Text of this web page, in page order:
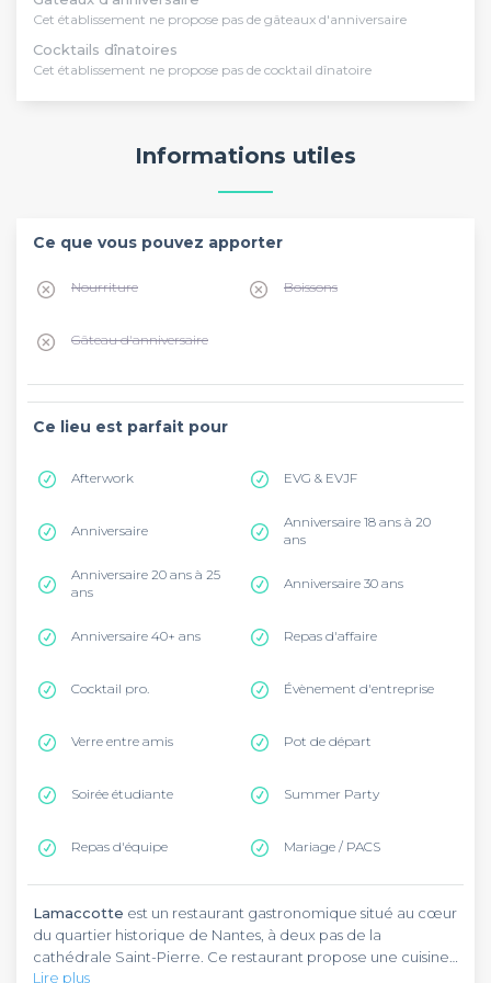
Cet établissement ne propose pas de gâteaux d'anniversaire
Cocktails dînatoires
Cet établissement ne propose pas de cocktail dînatoire
Informations utiles
Ce que vous pouvez apporter
Nourriture Boissons
Gâteau d'anniversaire
Ce lieu est parfait pour
Afterwork EVG & EVJF
Anniversaire
Anniversaire 18 ans à 20
ans
Anniversaire 20 ans à 25
ans
Anniversaire 30 ans
Anniversaire 40+ ans Repas d'affaire
Cocktail pro. Évènement d'entreprise
Verre entre amis Pot de départ
Soirée étudiante Summer Party
Repas d'équipe Mariage / PACS
Lamaccotte est un restaurant gastronomique situé au cœur
du quartier historique de Nantes, à deux pas de la
cathédrale Saint-Pierre. Ce restaurant propose une cuisine
moderne française dans un cadre lumineux et
Lire plus